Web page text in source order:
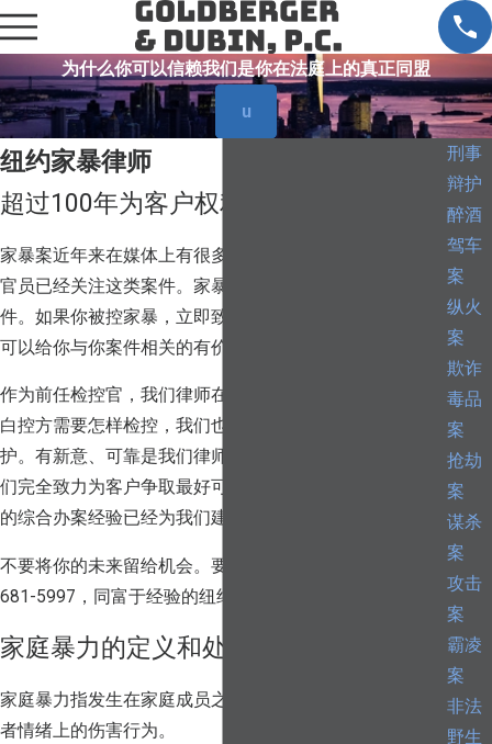
为什么你可以信赖我们是你在法庭上的真正同盟
u
纽约家暴律师
超过100年为客户权利辩护的经验
家暴案近年来在媒体上有很多臭名卓著的报道，纽约州府
官员已经关注这类案件。家暴案在纽约是非常严重的案
件。如果你被控家暴，立即致电高柏格杜宾律师楼，我们
可以给你与你案件相关的有价值信息。
作为前任检控官，我们律师在法庭上有优势。我们不仅明
白控方需要怎样检控，我们也能够为被告建造强有力的辩
护。有新意、可靠是我们律师楼纽约家暴律师的声誉。我
们完全致力为客户争取最好可能的结果。我们超过100年
的综合办案经验已经为我们建立了成功办案的记录。
不要将你的未来留给机会。要先发制人，立即致电
681-5997 ，同富于经验的纽约家暴律师免费咨询！
家庭暴力的定义和处罚
家庭暴力指发生在家庭成员之间任何身体上、精神上、或
者情绪上的伤害行为。
刑事
辩护
醉酒
驾车
案
纵火
案
欺诈
毒品
案
抢劫
案
谋杀
案
攻击
案
霸凌
案
非法
野生